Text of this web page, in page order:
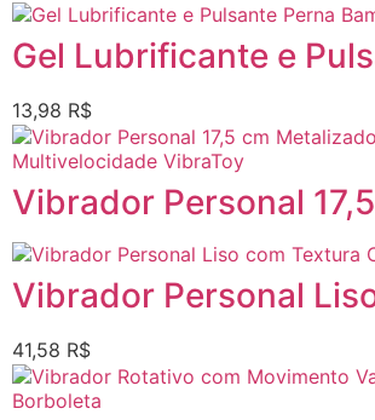
Gel Lubrificante e
13,98 R$
Vibrador Personal
Vibrador Personal
41,58 R$